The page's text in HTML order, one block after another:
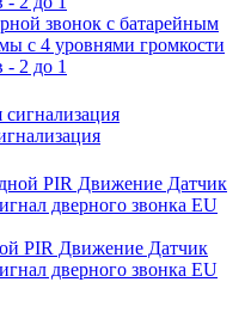
звонок с батарейным
с 4 уровнями громкости
- 2 до 1
PIR Движение Датчик
дверного звонка EU